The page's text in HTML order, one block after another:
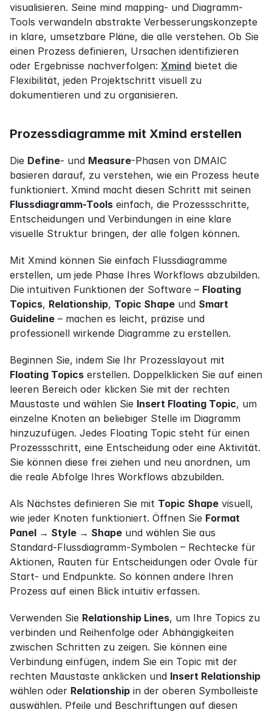
visualisieren. Seine mind mapping- und Diagramm-
Tools verwandeln abstrakte Verbesserungskonzepte
in klare, umsetzbare Pläne, die alle verstehen. Ob Sie
einen Prozess definieren, Ursachen identifizieren
oder Ergebnisse nachverfolgen: Xmind bietet die
Flexibilität, jeden Projektschritt visuell zu
dokumentieren und zu organisieren.
Prozessdiagramme mit Xmind erstellen
Die Define- und Measure-Phasen von DMAIC
basieren darauf, zu verstehen, wie ein Prozess heute
Flussdiagramm-Tools einfach, die Prozessschritte,
Entscheidungen und Verbindungen in eine klare
visuelle Struktur bringen, der alle folgen können.
Mit Xmind können Sie einfach Flussdiagramme
erstellen, um jede Phase Ihres Workflows abzubilden.
Die intuitiven Funktionen der Software – Floating
Topics, Relationship, Topic Shape und Smart
Guideline – machen es leicht, präzise und
professionell wirkende Diagramme zu erstellen.
Floating Topics erstellen. Doppelklicken Sie auf einen
leeren Bereich oder klicken Sie mit der rechten
Maustaste und wählen Sie Insert Floating Topic, um
einzelne Knoten an beliebiger Stelle im Diagramm
hinzuzufügen. Jedes Floating Topic steht für einen
Prozessschritt, eine Entscheidung oder eine Aktivität.
Sie können diese frei ziehen und neu anordnen, um
die reale Abfolge Ihres Workflows abzubilden.
Als Nächstes definieren Sie mit Topic Shape visuell,
wie jeder Knoten funktioniert. Öffnen Sie Format
Panel → Style → Shape und wählen Sie aus
Standard-Flussdiagramm-Symbolen – Rechtecke für
Aktionen, Rauten für Entscheidungen oder Ovale für
Start- und Endpunkte. So können andere Ihren
Prozess auf einen Blick intuitiv erfassen.
Verwenden Sie Relationship Lines, um Ihre Topics zu
verbinden und Reihenfolge oder Abhängigkeiten
zwischen Schritten zu zeigen. Sie können eine
Verbindung einfügen, indem Sie ein Topic mit der
rechten Maustaste anklicken und Insert Relationship
wählen oder Relationship in der oberen Symbolleiste
auswählen. Pfeile und Beschriftungen auf diesen